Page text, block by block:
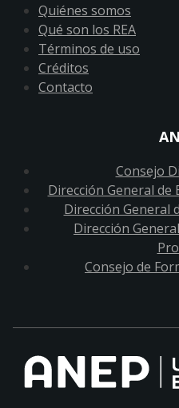
Quiénes somos
Qué son los REA
Términos de uso
Créditos
Contacto
Consejo
Dirección General de
Dirección General
Dirección
Consejo de